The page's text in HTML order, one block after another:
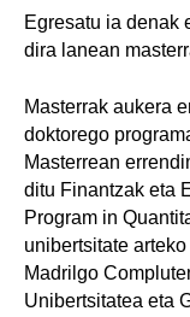
Egresatu ia denak
dira lanean
Masterrak aukera
doktorego
Masterrean
ditu Finantzak eta
Program in
unibertsitate
Madrilgo
Unibertsitatea eta